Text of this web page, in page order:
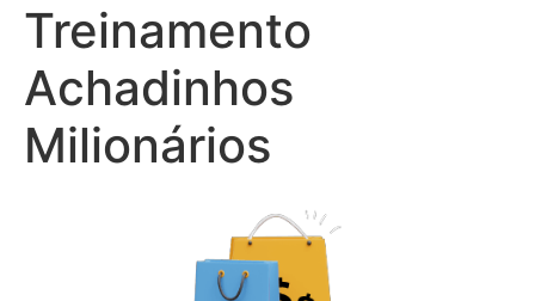
Treinamento
Achadinhos
Milionários